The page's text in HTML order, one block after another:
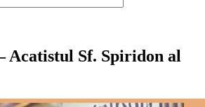
Acatistul Sf. Spiridon al